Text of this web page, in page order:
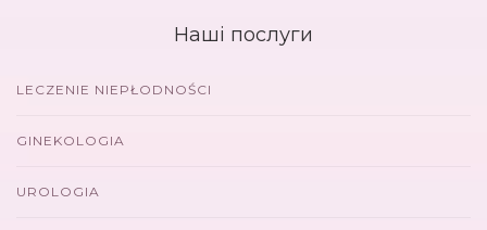
Наші послуги
LECZENIE NIEPŁODNOŚCI
GINEKOLOGIA
UROLOGIA